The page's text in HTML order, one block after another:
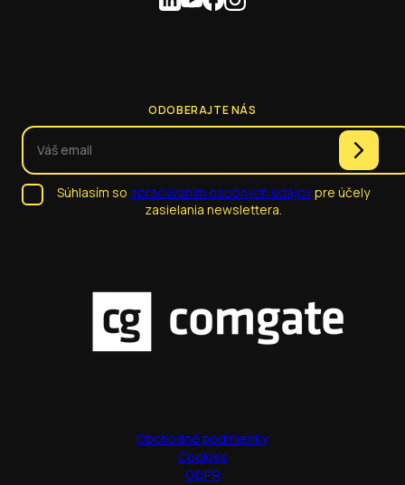
ODOBERAJTE NÁS
Súhlasím so spracúvaním osobných údajovpre účely
zasielania newslettera.
Obchodné podmienky
Cookies
GDPR